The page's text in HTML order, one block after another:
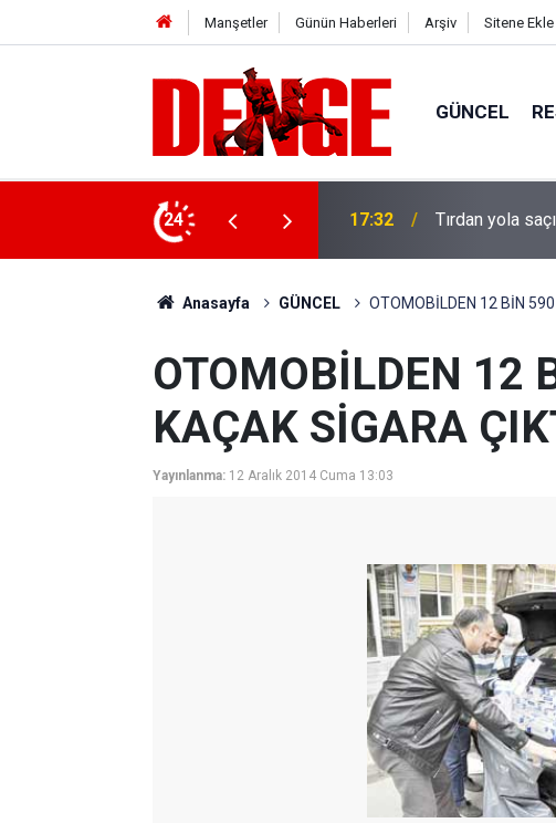
Manşetler Günün Haberleri Arşiv Sitene Ekle
GÜNCEL
24 17:32 Tırdan yola
Anasayfa GÜNCEL OTOMOBİLDEN 12 BİN
OTOMOBİLDEN 12
KAÇAK SİGARA
Yayınlanma: 12 Aralık 2014 Cuma 13:03